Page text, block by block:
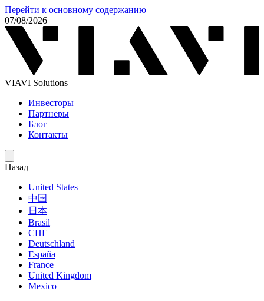
Перейти к основному содержанию
07/08/2026
VIAVI Solutions
Инвесторы
Партнеры
Блог
Контакты
Назад
United States
中国
日本
Brasil
СНГ
Deutschland
España
France
United Kingdom
Mexico